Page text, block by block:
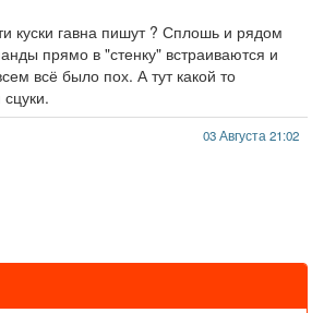
куски гавна пишут ? Сплошь и рядом
прямо в "стенку" встраиваются и
всё было пох. А тут какой то
03 Августа 21:02